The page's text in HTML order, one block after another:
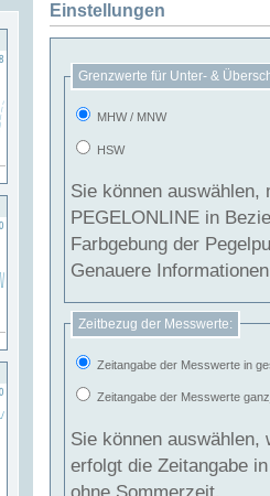
Einstellungen
Grenzwerte für Unter- &
MHW / MNW
HSW
Sie können
PEGELONLINE in Beziehung
Farbgebung der
Genauere
Zeitbezug der Messwerte:
Zeitangabe der Messwerte in
Zeitangabe der Messwerte
Sie können auswählen,
erfolgt die Zeitangabe
ohne Sommerzeit.